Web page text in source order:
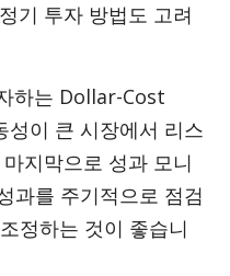
기 투자 방법도 고려
하는 Dollar-Cost
이 큰 시장에서 리스
지막으로 성과 모니
과를 주기적으로 점검
정하는 것이 좋습니